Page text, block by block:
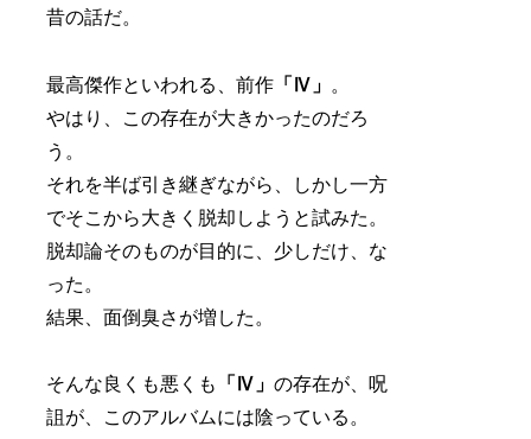
昔の話だ。
最高傑作といわれる、前作 「Ⅳ」 。
やはり、この存在が大きかったのだろ
う。
それを半ば引き継ぎながら、しかし一方
でそこから大きく脱却しようと試みた。
脱却論そのものが目的に、少しだけ、な
った。
結果、面倒臭さが増した。
そんな良くも悪くも 「Ⅳ」の存在が、呪
詛が、このアルバムには陰っている。